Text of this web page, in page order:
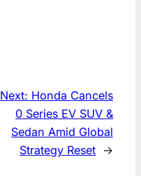
Next: Honda Cancels
0 Series EV SUV &
Sedan Amid Global
Strategy Reset →